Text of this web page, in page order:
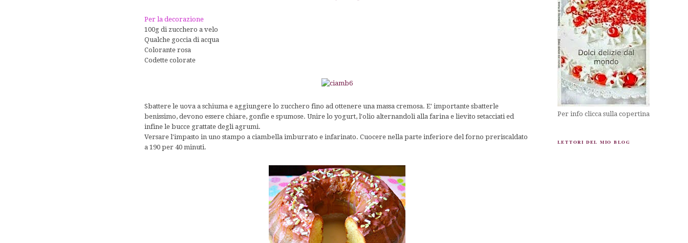
Per la decorazione
100g di zucchero a velo
Qualche goccia di acqua
Colorante rosa
Codette colorate
Sbattere le uova a schiuma e aggiungere lo zucchero fino ad ottenere una massa cremosa. E' importante sbatterle
benissimo, devono essere chiare, gonfie e spumose. Unire lo yogurt, l'olio alternandoli alla farina e lievito setacciati ed
infine le bucce grattate degli agrumi.
Versare l'impasto in uno stampo a ciambella imburrato e infarinato. Cuocere nella parte inferiore del forno preriscaldato
a 190 per 40 minuti.
Per info clicca sulla copertina
LETTORI DEL MIO BLOG